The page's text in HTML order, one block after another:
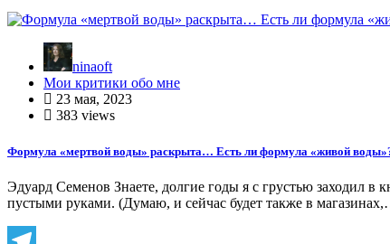
ninaoft
Мои критики обо мне
23 мая, 2023
383 views
Формула «мертвой воды» раскрыта… Есть ли формула «живой
Эдуард Семенов Знаете, долгие годы я с грустью заходил
пустыми руками. (Думаю, и сейчас будет также в